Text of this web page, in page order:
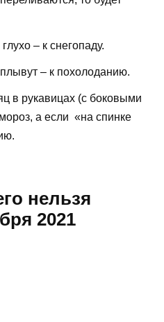
– к снегопаду.
– к похолоданию.
в рукавицах (с боковыми
а если «на спинке
нельзя
2021